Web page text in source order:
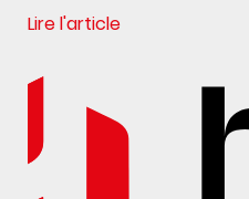
Lire l'article